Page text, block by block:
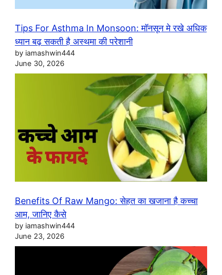
Tips For Asthma In Monsoon: मॉनसून मे रखे अधिक
ध्यान बढ़ सकती है अस्थमा की परेशानी
by iamashwin444
June 30, 2026
Benefits Of Raw Mango: सेहत का खजाना है कच्चा
आम, जानिए कैसे
by iamashwin444
June 23, 2026